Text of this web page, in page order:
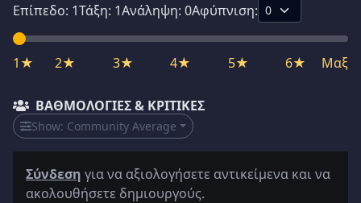
Επίπεδο: 1Τάξη: 1Ανάληψη: 0Αφύπνιση:
1★ 2★ 3★ 4★ 5★ 6★ Μαξ
ΒΑΘΜΟΛΟΓΊΕΣ & ΚΡΙΤΙΚΈΣ
Show: Community Average
Σύνδεση για να αξιολογήσετε αντικείμενα και να
ακολουθήσετε δημιουργούς.